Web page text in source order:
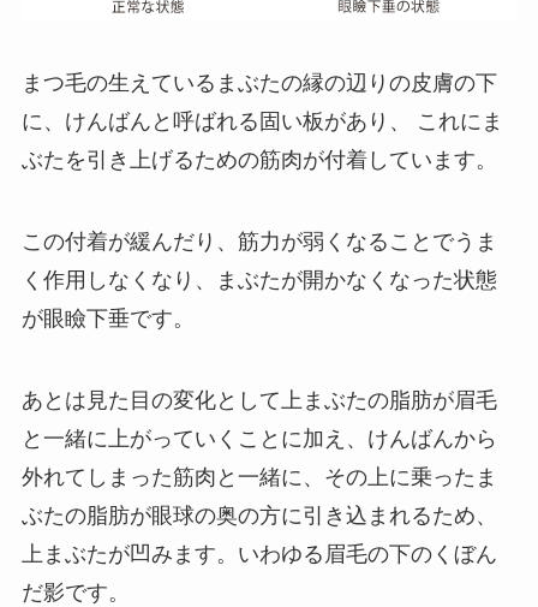
まつ毛の生えているまぶたの縁の辺りの皮膚の下
に、けんばんと呼ばれる固い板があり、 これにま
ぶたを引き上げるための筋肉が付着しています。
この付着が緩んだり、筋力が弱くなることでうま
く作用しなくなり、まぶたが開かなくなった状態
が眼瞼下垂です。
あとは見た目の変化として上まぶたの脂肪が眉毛
と一緒に上がっていくことに加え、けんばんから
外れてしまった筋肉と一緒に、その上に乗ったま
ぶたの脂肪が眼球の奥の方に引き込まれるため、
上まぶたが凹みます。いわゆる眉毛の下のくぼん
だ影です。